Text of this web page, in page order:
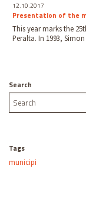
12.10.2017
Presentation of the
This year marks the
Peralta. In 1993,
Search
Tags
municipi